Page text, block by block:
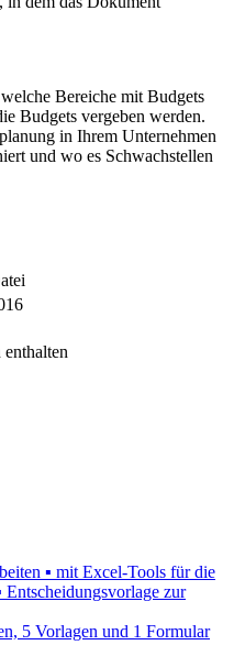
Bereiche mit Budgets
Budgets vergeben werden.
in Ihrem Unternehmen
und wo es Schwachstellen
enthalten
▪ mit Excel-Tools für die
zur
5 Vorlagen und 1 Formular